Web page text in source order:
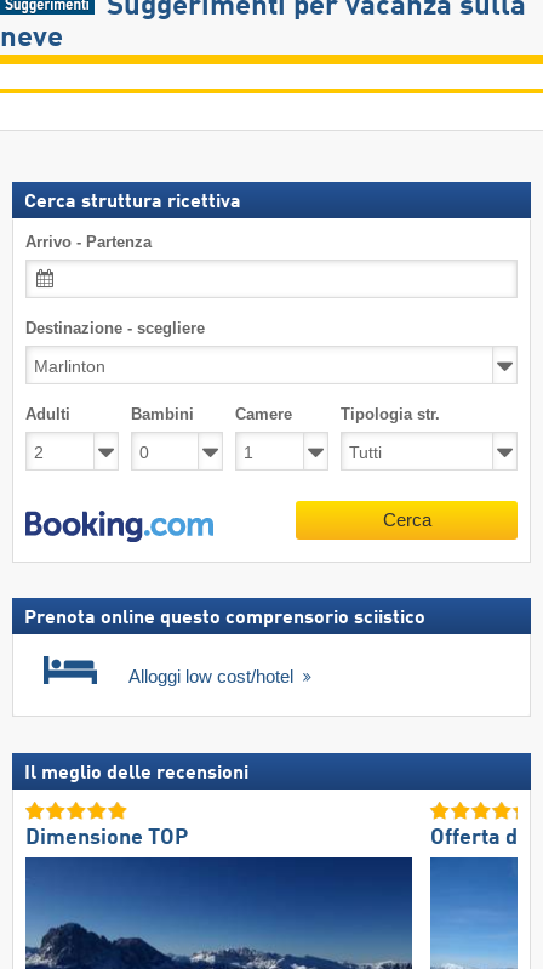
Suggerimenti per vacanza sulla
neve
Cerca struttura ricettiva
Arrivo - Partenza
Destinazione - scegliere
Adulti Bambini Camere Tipologia str.
Cerca
Prenota online questo comprensorio sciistico
Alloggi low cost/hotel
Il meglio delle recensioni
Dimensione TOP Offerta di